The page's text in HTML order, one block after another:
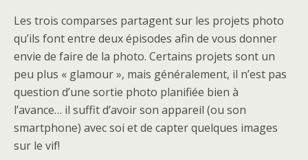
Les trois comparses partagent sur les projets photo
qu’ils font entre deux épisodes afin de vous donner
envie de faire de la photo. Certains projets sont un
peu plus « glamour », mais généralement, il n’est pas
question d’une sortie photo planifiée bien à
l’avance… il suffit d’avoir son appareil (ou son
smartphone) avec soi et de capter quelques images
sur le vif!